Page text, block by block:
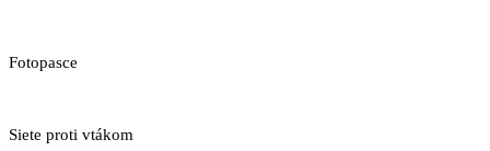
Fotopasce
Siete proti vtákom